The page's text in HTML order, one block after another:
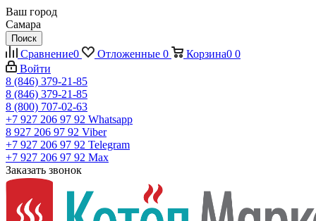
Ваш город
Самара
Поиск
Сравнение0 Отложенные 0 Корзина0 0
Войти
8 (846) 379-21-85
8 (846) 379-21-85
8 (800) 707-02-63
+7 927 206 97 92 Whatsapp
8 927 206 97 92 Viber
+7 927 206 97 92 Telegram
+7 927 206 97 92 Max
Заказать звонок